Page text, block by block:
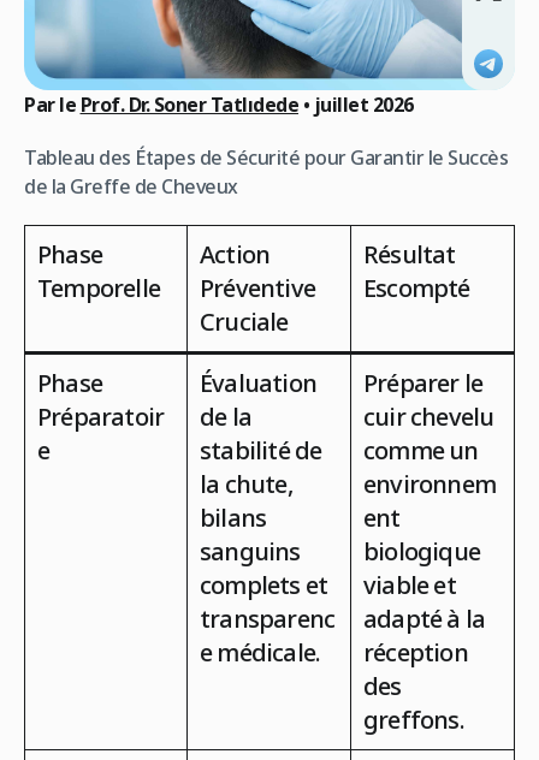
Par le Prof. Dr. Soner Tatlıdede • juillet 2026
Tableau des Étapes de Sécurité pour Garantir le Succès
de la Greffe de Cheveux
Phase
Temporelle
Action
Préventive
Cruciale
Résultat
Escompté
Phase
Préparatoir
e
Évaluation
de la
stabilité de
la chute,
bilans
sanguins
complets et
transparenc
e médicale.
Préparer le
cuir chevelu
comme un
environnem
ent
biologique
viable et
adapté à la
réception
des
greffons.